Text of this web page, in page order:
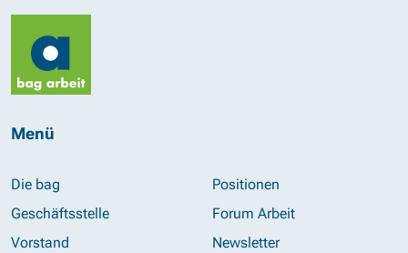
Menü
Die bag
Geschäftsstelle
Vorstand
Positionen
Forum Arbeit
Newsletter